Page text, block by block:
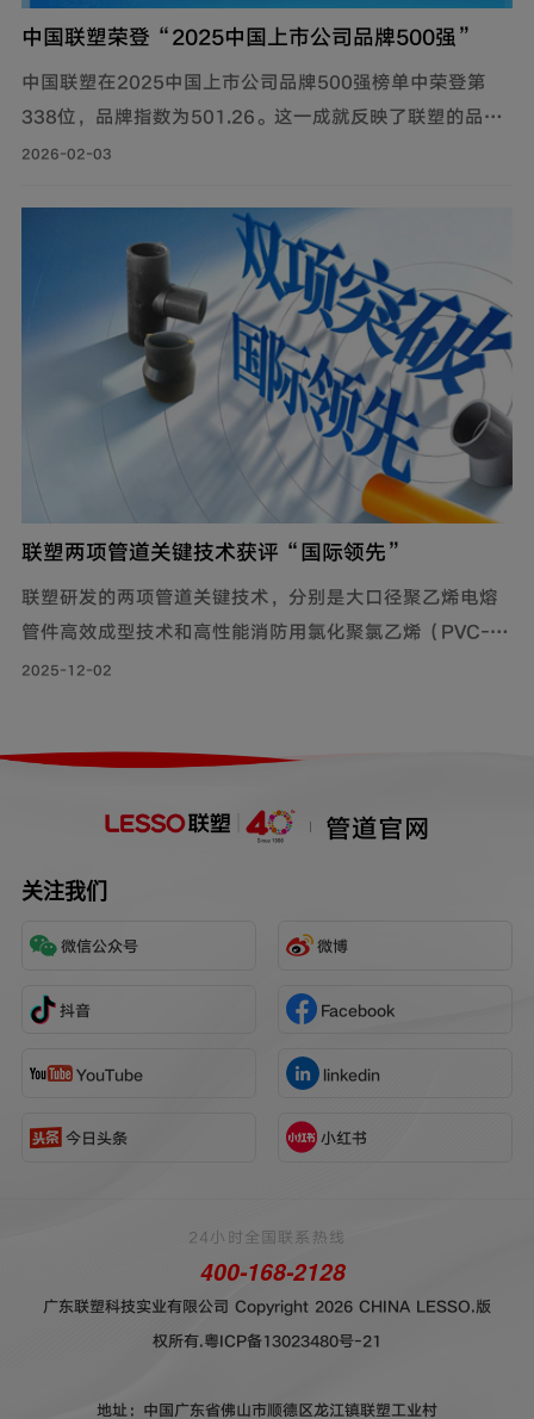
中国联塑荣登“2025中国上市公司品牌500强”
中国联塑在2025中国上市公司品牌500强榜单中荣登第
338位，品牌指数为501.26。这一成就反映了联塑的品牌
影响力和创新能力，得益于其稳健的经营策略和强大的市
和高性能化，拥有众多专利和研发平台，参与制定多项行
业标准。其研发的关键技术被评为国际领先，展现了联塑
在行业中的技术实力和社会责任。
2026-02-03
联塑两项管道关键技术获评“国际领先”
联塑研发的两项管道关键技术，分别是大口径聚乙烯电熔
管件高效成型技术和高性能消防用氯化聚氯乙烯（PVC-
C）管道系统，均通过了科技成果鉴定，达到国际领先水
PVC-C管道的产业化，满足了城市水网改造和消防系统的
2025-12-02
管道官网
关注我们
微信公众号 微博
抖音 Facebook
YouTube linkedin
今日头条 小红书
广东联塑科技实业有限公司 Copyright 2026 CHINA LESSO.版
权所有.粤ICP备13023480号-21
地址：中国广东省佛山市顺德区龙江镇联塑工业村
24小时全国联系热线
400-168-2128